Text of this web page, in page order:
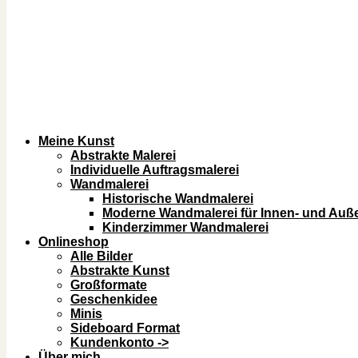
Meine Kunst
Abstrakte Malerei
Individuelle Auftragsmalerei
Wandmalerei
Historische Wandmalerei
Moderne Wandmalerei für Innen- und
Kinderzimmer Wandmalerei
Onlineshop
Alle Bilder
Abstrakte Kunst
Großformate
Geschenkidee
Minis
Sideboard Format
Kundenkonto ->